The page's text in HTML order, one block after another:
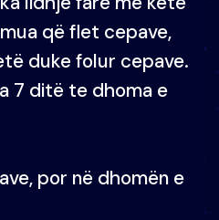
që flet cepave,
duke folur cepave.
7 ditë te dhoma e
por në dhomën e